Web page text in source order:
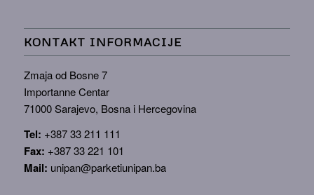
KONTAKT INFORMACIJE
Zmaja od Bosne 7
Importanne Centar
71000 Sarajevo, Bosna i Hercegovina
Tel: +387 33 211 111
Fax: +387 33 221 101
Mail: unipan@parketiunipan.ba